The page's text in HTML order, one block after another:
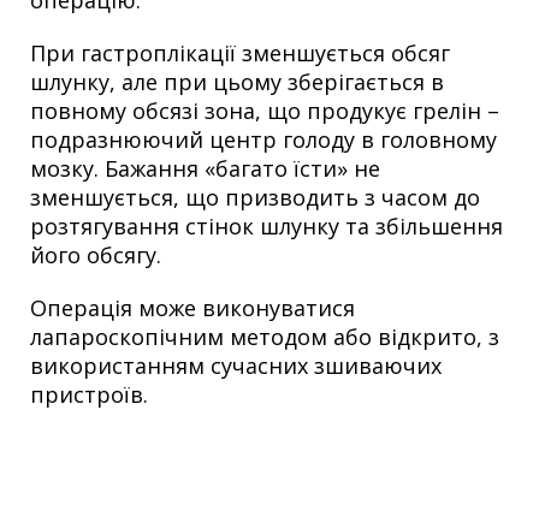
При гастроплікації зменшується обсяг
шлунку, але при цьому зберігається в
повному обсязі зона, що продукує грелін –
подразнюючий центр голоду в головному
мозку. Бажання «багато їсти» не
зменшується, що призводить з часом до
розтягування стінок шлунку та збільшення
його обсягу.
Операція може виконуватися
лапароскопічним методом або відкрито, з
використанням сучасних зшиваючих
пристроїв.